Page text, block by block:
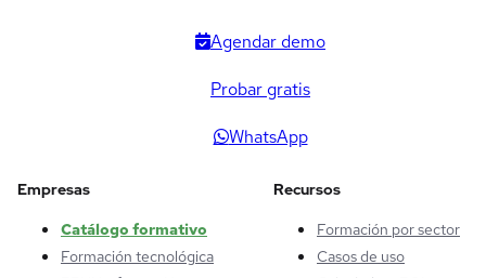
Agendar demo
Probar gratis
WhatsApp
Empresas
Catálogo formativo
Formación tecnológica
Recursos
Formación por sector
Casos de uso